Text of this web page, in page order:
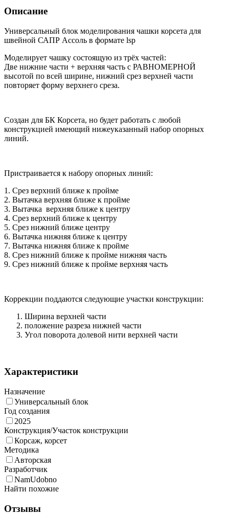
Описание
Универсальный блок моделирования чашки корсета для
швейной САПР Ассоль в формате lsp
Моделирует чашку состоящую из трёх частей:
Две нижние части + верхняя часть с РАВНОМЕРНОЙ
высотой по всей ширине, нижний срез верхней части
повторяет форму верхнего среза.
Создан для БК Корсета, но будет работать с любой
конструкцией имеющий нижеуказанный набор опорных
линий.
Пристраивается к набору опорных линий:
1. Срез верхний ближе к пройме
2. Вытачка верхняя ближе к пройме
3. Вытачка верхняя ближе к центру
4. Срез верхний ближе к центру
5. Срез нижний ближе центру
6. Вытачка нижняя ближе к центру
7. Вытачка нижняя ближе к пройме
8. Срез нижний ближе к пройме нижняя часть
9. Срез нижний ближе к пройме верхняя часть
Коррекции поддаются следующие участки конструкции:
Ширина верхней части
положение разреза нижней части
Угол поворота долевой нити верхней части
Характеристики
Назначение
Универсальный блок
Год создания
2025
Конструкция/Участок конструкции
Корсаж, корсет
Методика
Авторская
Разработчик
NamUdobno
Найти похожие
Отзывы